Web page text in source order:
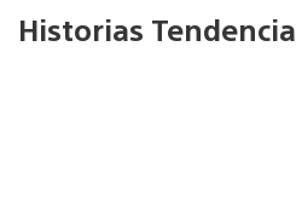
Historias Tendencia